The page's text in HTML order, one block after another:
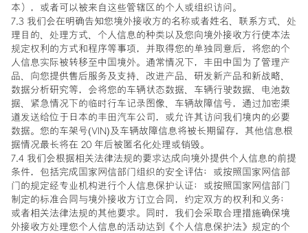
本），或者可以被来自这些管辖区的个人或组织访问。
7.3 我们会在明确告知您境外接收方的名称或者姓名、联系方式、处
理目的、处理方式、个人信息的种类以及您向境外接收方行使本法
规定权利的方式和程序等事项，并取得您的单独同意后，将您的个
人信息实际被转移至中国境外。通常情况下，丰田中国为了管理产
品、向您提供售后服务及支持、改进产品、研发新产品和新战略、
数据分析研究等，会将您的车辆状态数据、车辆行驶数据、电池数
据、紧急情况下的临时行车记录图像、车辆故障信号，通过加密渠
道发送给位于日本的丰田汽车公司，或允许其访问我们境内的必要
数据。您的车架号(VIN)及车辆故障信息将被长期留存，其他信息根
据情况最长将在 20 年后被匿名化处理或销毁。
7.4 我们会根据相关法律法规的要求达成向境外提供个人信息的前提
条件，包括完成国家网信部门组织的安全评估；或按照国家网信部
门的规定经专业机构进行个人信息保护认证；或按照国家网信部门
制定的标准合同与境外接收方订立合同，约定双方的权利和义务；
或者相关法律法规的其他要求。同时，我们会采取合理措施确保境
外接收方处理您个人信息的活动达到《个人信息保护法》规定的个